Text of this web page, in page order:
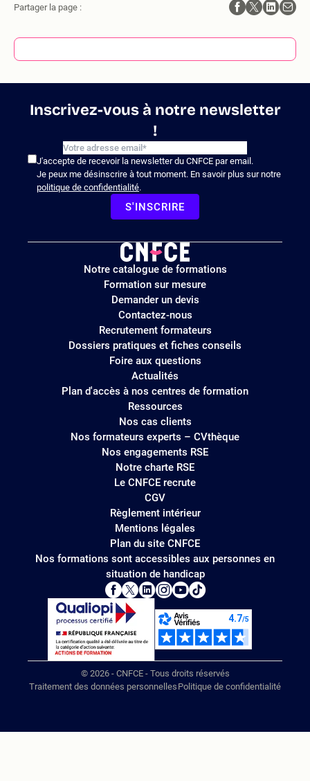
Partager la page :
Inscrivez-vous à notre newsletter
!
J'accepte de recevoir la newsletter du CNFCE par email.
Je peux me désinscrire à tout moment. En savoir plus sur notre
politique de confidentialité.
S'INSCRIRE
Logo
site
Notre catalogue de formations
Formation sur mesure
Demander un devis
Contactez-nous
Recrutement formateurs
Dossiers pratiques et fiches conseils
Foire aux questions
Actualités
Plan d'accès à nos centres de formation
Ressources
Nos cas clients
Nos formateurs experts – CVthèque
Nos engagements RSE
Notre charte RSE
Le CNFCE recrute
CGV
Règlement intérieur
Mentions légales
Plan du site CNFCE
Nos formations sont accessibles aux personnes en
situation de handicap
© 2026 - CNFCE - Tous droits réservés
Traitement des données personnelles Politique de confidentialité